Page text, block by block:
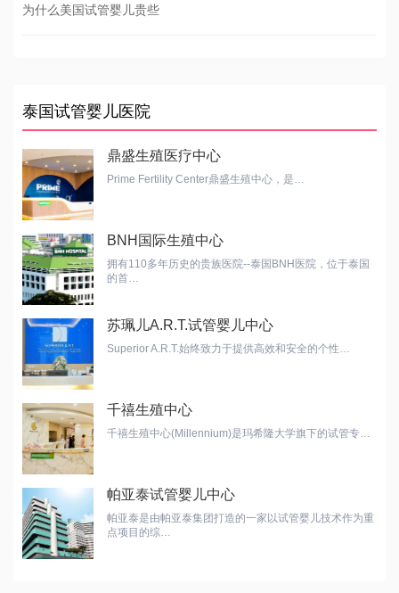
为什么美国试管婴儿贵些
泰国试管婴儿医院
鼎盛生殖医疗中心
Prime Fertility Center鼎盛生殖中心，是…
BNH国际生殖中心
拥有110多年历史的贵族医院--泰国BNH医院，位于泰国
的首…
苏珮儿A.R.T.试管婴儿中心
Superior A.R.T.始终致力于提供高效和安全的个性…
千禧生殖中心
千禧生殖中心(Millennium)是玛希隆大学旗下的试管专…
帕亚泰试管婴儿中心
帕亚泰是由帕亚泰集团打造的一家以试管婴儿技术作为重
点项目的综…